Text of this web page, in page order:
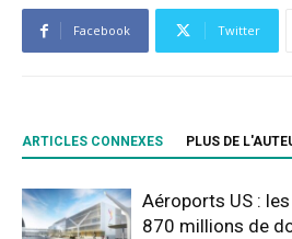
Facebook Twitter
ARTICLES CONNEXES PLUS DE
Aéroports US :
870 millions de